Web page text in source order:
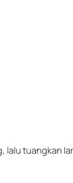
tuangkan